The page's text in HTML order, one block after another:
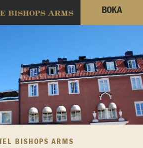
BOKA
BISHOPS ARMS